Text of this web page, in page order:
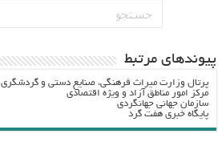
پيوندهاي مرتبط
پرتال وزارت ميراث فرهنگي، صنایع دستی و گردشگري
مرکز امور مناطق آزاد و ویژه اقتصادی
سازمان جهانی جهانگردی
پایگاه خبری هفت گرد